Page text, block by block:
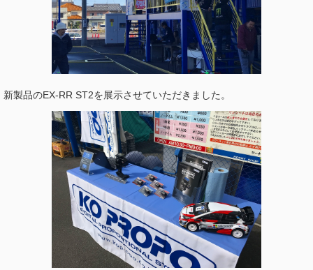
新製品のEX-RR ST2を展示させていただきました。